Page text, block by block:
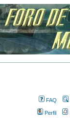
FAQ
Perfil